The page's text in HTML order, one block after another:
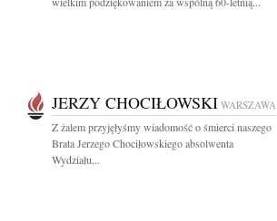
JERZY CHOCIŁOWSKI WARSZAWA
Z żalem przyjęłyśmy wiadomość o śmierci naszego
Brata Jerzego Chociłowskiego absolwenta
Wydziału...